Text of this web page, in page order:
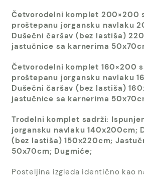
Četvorodelni komplet 200×200
proštepanu jorgansku navlaku
Dušečni čaršav (bez lastiša)
jastučnice sa karnerima
Četvorodelni komplet 160×200
proštepanu jorgansku navlaku
Dušečni čaršav (bez lastiša)
jastučnice sa karnerima
Trodelni komplet sadrži:
jorgansku navlaku 140x200cm;
(bez lastiša) 150x220cm;
50x70cm; Dugmiće;
Posteljina izgleda identično kao